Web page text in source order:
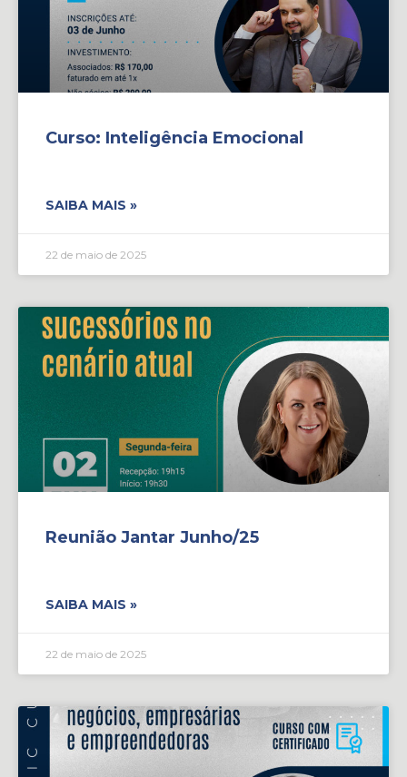
Curso: Inteligência Emocional
SAIBA MAIS »
22 de maio de 2025
Reunião Jantar Junho/25
SAIBA MAIS »
22 de maio de 2025